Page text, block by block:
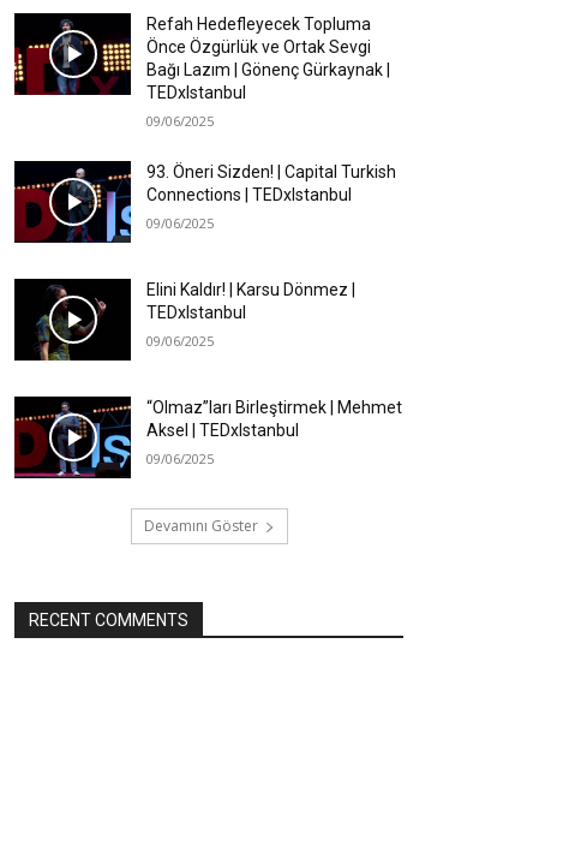
Refah Hedefleyecek Topluma
Önce Özgürlük ve Ortak Sevgi
Bağı Lazım | Gönenç Gürkaynak |
TEDxIstanbul
09/06/2025
93. Öneri Sizden! | Capital Turkish
Connections | TEDxIstanbul
09/06/2025
Elini Kaldır! | Karsu Dönmez |
TEDxIstanbul
09/06/2025
“Olmaz”ları Birleştirmek | Mehmet
Aksel | TEDxIstanbul
09/06/2025
Devamını Göster
RECENT COMMENTS